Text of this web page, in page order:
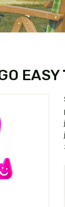
EASY